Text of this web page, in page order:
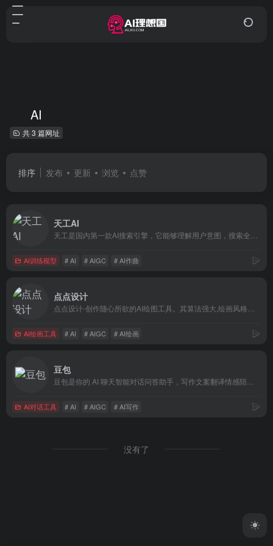
AI
共 3 篇网址
排序 发布 更新 浏览 点赞
天工AI
AI训练模型 # AI # AIGC # AI作曲
点点设计
AI绘画工具 # AI # AIGC # AI绘画
豆包
AI对话工具 # AI # AIGC # AI写作
没有了